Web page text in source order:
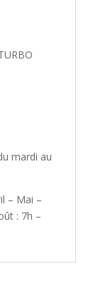
mardi au
– Mai –
: 7h –